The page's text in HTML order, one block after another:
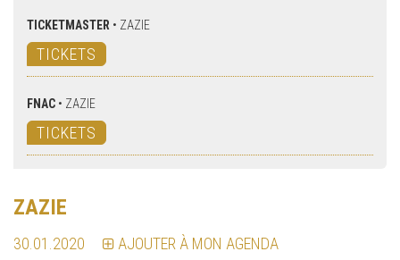
TICKETMASTER • ZAZIE
TICKETS
FNAC • ZAZIE
TICKETS
ZAZIE
30.01.2020 AJOUTER À MON AGENDA